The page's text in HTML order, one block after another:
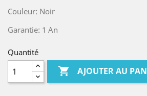
Couleur: Noir
Garantie: 1 An
Quantité
 AJOUTER AU